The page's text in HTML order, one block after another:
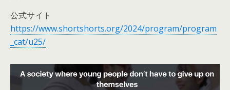
公式サイト
https://www.shortshorts.org/2024/program/program
_cat/u25/